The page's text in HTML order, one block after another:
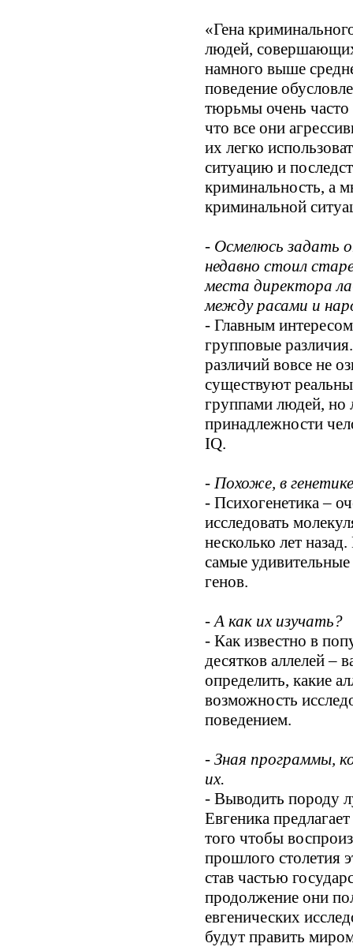
«Гена
людей,
намного выше
поведение
тюрьмы очень часто
что все они
их легко
ситуацию и
криминальность, а
криминальной
- Осмелюсь задать
недавно стоил
места директора
между расами и
- Главным
групповые
различий вовсе не
существуют
группами людей, но
принадлежности
IQ.
- Похоже, в
- Психогенетика –
исследовать
несколько лет
самые
генов.
- А как их изучать?
- Как известно в
десятков аллелей –
определить, какие
возможность
поведением.
- Зная программы,
их.
- Выводить породу
Евгеника
того чтобы
прошлого столетия
став частью
продолжение они
евгенических
будут править